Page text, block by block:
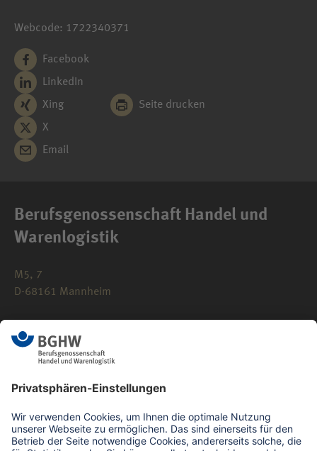
Webcode: 1722340371
Facebook
LinkedIn
Xing
X
Email
Seite drucken
Berufsgenossenschaft Handel und
Warenlogistik
M5, 7
D-68161 Mannheim
0621 183-0
info(at)bghw.de
Kontaktformular